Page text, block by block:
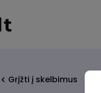
Grįžti į skelbimus